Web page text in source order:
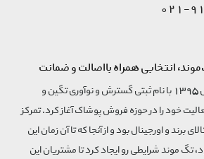
انتخابی همراه بااصالت و ضمانت
فروشگاه تگ موند از سال 1395 با نام ثبتی گسترش و نوآوری تگین و
494131، فعالیت خود را در حوزه فروش پوشاک آغاز کرد. تمرکز
برند و اورجینال بود و از آنجا که تا آن زمان این
تگ موند شرایطی رو ایجاد کرد تا مشتریان این